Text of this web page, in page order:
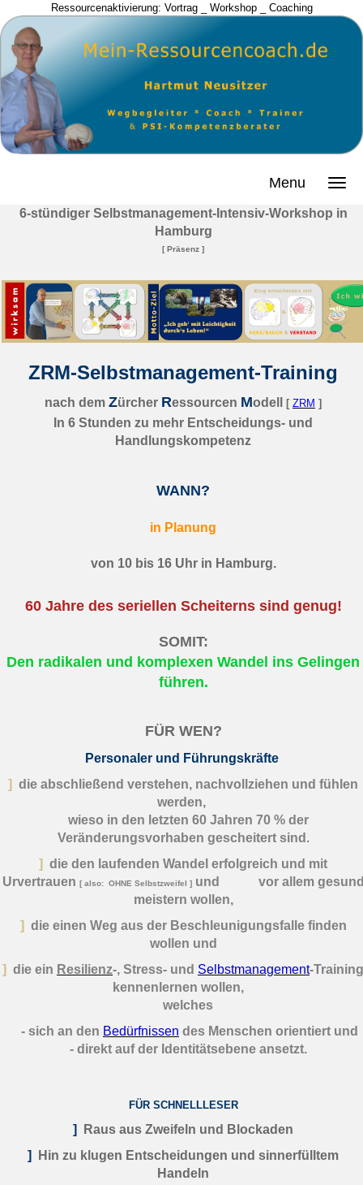
Ressourcenaktivierung: Vortrag _ Workshop _ Coaching
Menu
6-stündiger Selbstmanagement-Intensiv-Workshop in
Hamburg
[ Präsenz ]
ZRM-Selbstmanagement-Training
nach dem Zürcher Ressourcen Modell [ ZRM ]
In 6 Stunden zu mehr Entscheidungs- und
Handlungskompetenz
WANN?
in Planung
von 10 bis 16 Uhr in Hamburg.
60 Jahre des seriellen Scheiterns sind genug!
SOMIT:
Den radikalen und komplexen Wandel ins Gelingen
führen.
FÜR WEN?
Personaler und Führungskräfte
] die abschließend verstehen, nachvollziehen und fühlen
werden,
wieso in den letzten 60 Jahren 70 % der
Veränderungsvorhaben gescheitert sind.
] die den laufenden Wandel erfolgreich und mit
Urvertrauen [ also: OHNE Selbstzweifel ]und vor allem
meistern wollen,
] die einen Weg aus der Beschleunigungsfalle finden
wollen und
] die ein Resilienz-, Stress- und Selbstmanagement-Training
kennenlernen wollen,
welches
- sich an den Bedürfnissen des Menschen orientiert und
- direkt auf der Identitätsebene ansetzt.
FÜR SCHNELLLESER
]
Raus aus Zweifeln und Blockaden
]
Hin zu klugen Entscheidungen und sinnerfülltem
Handeln